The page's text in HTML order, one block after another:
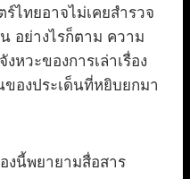
ไทยอาจไม่เคยสำรวจ
อย่างไรก็ตาม ความ
หวะของการเล่าเรื่อง
องประเด็นที่หยิบยกมา
งนี้พยายามสื่อสาร